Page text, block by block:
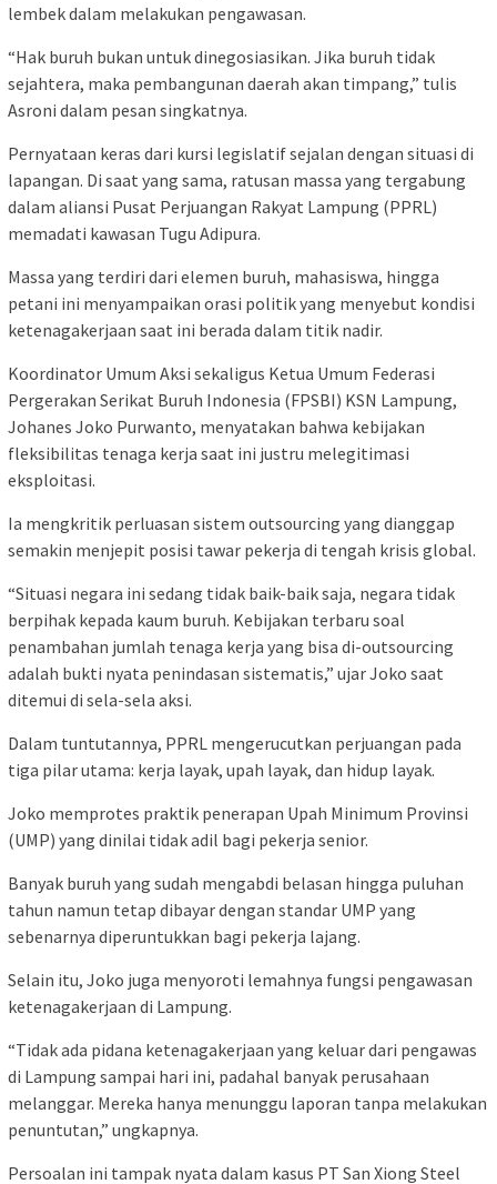
lembek dalam melakukan pengawasan.
“Hak buruh bukan untuk dinegosiasikan. Jika buruh tidak
sejahtera, maka pembangunan daerah akan timpang,” tulis
Asroni dalam pesan singkatnya.
Pernyataan keras dari kursi legislatif sejalan dengan situasi di
lapangan. Di saat yang sama, ratusan massa yang tergabung
dalam aliansi Pusat Perjuangan Rakyat Lampung (PPRL)
memadati kawasan Tugu Adipura.
Massa yang terdiri dari elemen buruh, mahasiswa, hingga
petani ini menyampaikan orasi politik yang menyebut kondisi
ketenagakerjaan saat ini berada dalam titik nadir.
Koordinator Umum Aksi sekaligus Ketua Umum Federasi
Pergerakan Serikat Buruh Indonesia (FPSBI) KSN Lampung,
Johanes Joko Purwanto, menyatakan bahwa kebijakan
fleksibilitas tenaga kerja saat ini justru melegitimasi
eksploitasi.
Ia mengkritik perluasan sistem outsourcing yang dianggap
semakin menjepit posisi tawar pekerja di tengah krisis global.
“Situasi negara ini sedang tidak baik-baik saja, negara tidak
berpihak kepada kaum buruh. Kebijakan terbaru soal
penambahan jumlah tenaga kerja yang bisa di-outsourcing
adalah bukti nyata penindasan sistematis,” ujar Joko saat
ditemui di sela-sela aksi.
Dalam tuntutannya, PPRL mengerucutkan perjuangan pada
tiga pilar utama: kerja layak, upah layak, dan hidup layak.
Joko memprotes praktik penerapan Upah Minimum Provinsi
(UMP) yang dinilai tidak adil bagi pekerja senior.
Banyak buruh yang sudah mengabdi belasan hingga puluhan
tahun namun tetap dibayar dengan standar UMP yang
sebenarnya diperuntukkan bagi pekerja lajang.
Selain itu, Joko juga menyoroti lemahnya fungsi pengawasan
ketenagakerjaan di Lampung.
“Tidak ada pidana ketenagakerjaan yang keluar dari pengawas
di Lampung sampai hari ini, padahal banyak perusahaan
melanggar. Mereka hanya menunggu laporan tanpa melakukan
penuntutan,” ungkapnya.
Persoalan ini tampak nyata dalam kasus PT San Xiong Steel